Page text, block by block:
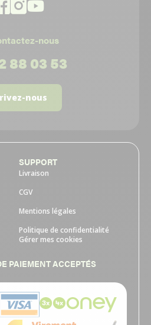
nous
88 03 53
nous
SUPPORT
Livraison
CGV
Mentions légales
Politique de confidentialité
Gérer mes cookies
PAIEMENT ACCEPTÉS